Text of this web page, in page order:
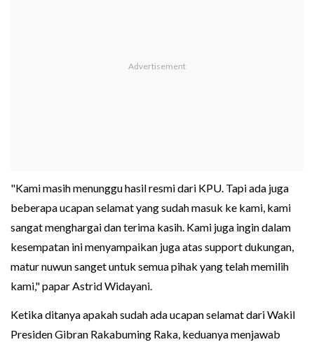
"Kami masih menunggu hasil resmi dari KPU. Tapi ada juga
beberapa ucapan selamat yang sudah masuk ke kami, kami
sangat menghargai dan terima kasih. Kami juga ingin dalam
kesempatan ini menyampaikan juga atas support dukungan,
matur nuwun sanget untuk semua pihak yang telah memilih
kami," papar Astrid Widayani.
Ketika ditanya apakah sudah ada ucapan selamat dari Wakil
Presiden Gibran Rakabuming Raka, keduanya menjawab